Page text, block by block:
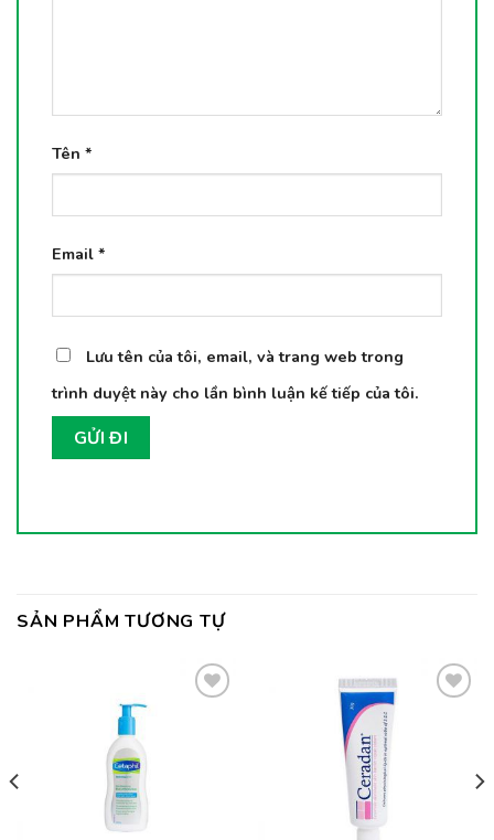
Tên *
Email *
Lưu tên của tôi, email, và trang web trong
trình duyệt này cho lần bình luận kế tiếp của tôi.
SẢN PHẨM TƯƠNG TỰ